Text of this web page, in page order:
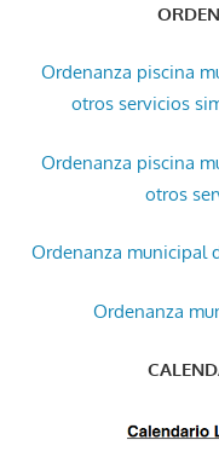
Ordenanza piscina
otros servicios
Ordenanza piscina
otros
Ordenanza municipal
Ordenanza